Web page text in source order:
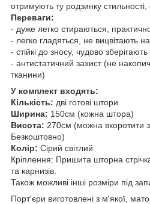
отримують ту родзинку стильності,
Переваги:
- дуже легко стираються,
- легко гладяться, не вицвітають на
- стійкі до зносу, чудово
- антистатичний захист (не
тканини)
У комплект входять:
Кількість: дві готові штори
Ширина: 150см (кожна штора)
Висота: 270см (можна вкоротити
Безкоштовно)
Колір: Сірий світлий
Кріплення: Пришита шторна
та карнизів.
Також можливі інші розміри під
Порт'єри виготовлені з м'якої,